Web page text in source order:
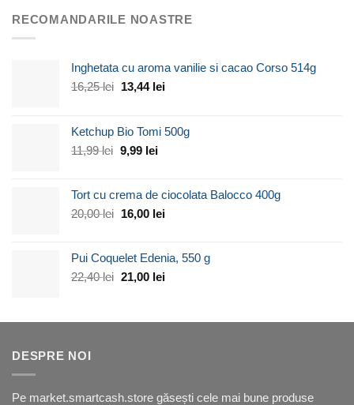
RECOMANDARILE NOASTRE
Inghetata cu aroma vanilie si cacao Corso 514g
16,25lei Prețul
fost:
16,25 lei.
13,44 leiPrețul
13,44 lei.
Ketchup Bio Tomi 500g
11,99lei Prețul
fost:
11,99 lei.
9,99 leiPrețul
9,99 lei.
Tort cu crema de ciocolata Balocco 400g
20,00lei Prețul
fost:
20,00 lei.
16,00 leiPrețul
16,00 lei.
Pui Coquelet Edenia, 550 g
22,40lei Prețul
fost:
21,00 leiPrețul
21,00 lei.
DESPRE NOI
Pe market.smartcash.store găsești cele mai bune produse